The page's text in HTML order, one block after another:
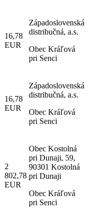
16,78
EUR
Západoslovenská
distribučná, a.s.
Obec Kráľová
pri Senci
16,78
EUR
Západoslovenská
distribučná, a.s.
Obec Kráľová
pri Senci
2
802,78
EUR
Obec Kostolná
pri Dunaji, 59,
90301 Kostolná
pri Dunaji
Obec Kráľová
pri Senci